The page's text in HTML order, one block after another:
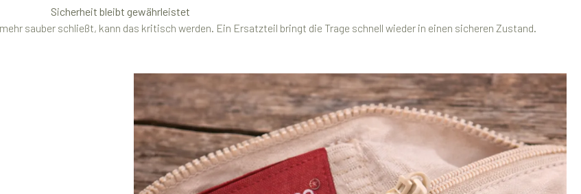
Sicherheit bleibt gewährleistet
sauber schließt, kann das kritisch werden. Ein Ersatzteil bringt die Trage schnell wieder in einen sicheren Zustand.